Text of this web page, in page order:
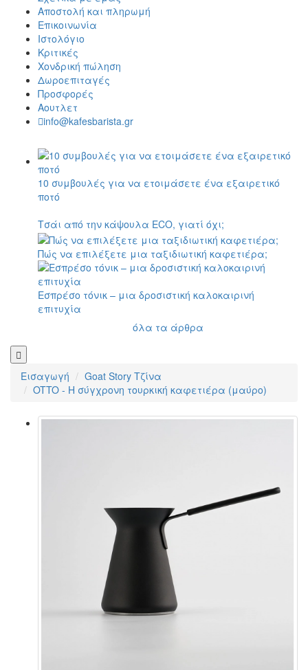
ROK espresso
SEALPOD
Staresso
Subminimal
Timemore
WACACO
Χάριο
Outin
Kaffelogic
Rancilio
Κριτικές
Χονδρική πώληση
Προσφορές
10 συμβουλές για να ετοιμάσετε ένα εξαιρετικό
Τσάι από την κάψουλα ECO, γιατί όχι;
Πώς να επιλέξετε μια ταξιδιωτική καφετιέρα;